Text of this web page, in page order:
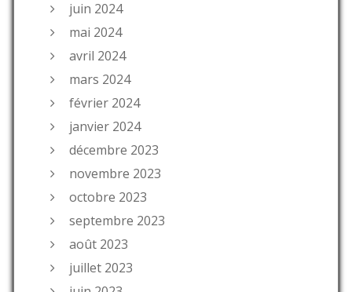
juin 2024
mai 2024
avril 2024
mars 2024
février 2024
janvier 2024
décembre 2023
novembre 2023
octobre 2023
septembre 2023
août 2023
juillet 2023